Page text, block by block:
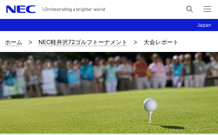
Japan
イ
検
索
メ
ニ
ュ
く
ナ
ビ
ゲ
ー
ョ
サ
イ
ト
内
の
ホーム NEC軽井沢72ゴルフトーナメント 大会レポート